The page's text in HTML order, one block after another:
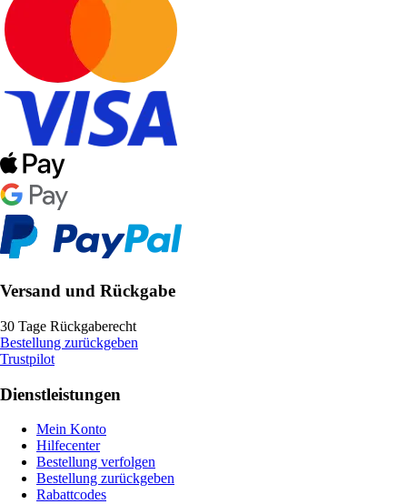
Versand und Rückgabe
30 Tage Rückgaberecht
Bestellung zurückgeben
Trustpilot
Dienstleistungen
Mein Konto
Hilfecenter
Bestellung verfolgen
Bestellung zurückgeben
Rabattcodes